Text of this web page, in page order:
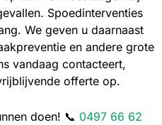
Spoedinterventies
We geven u daarnaast
en andere grote
vandaag contacteert,
offerte op.
doen! 📞 0497 66 62